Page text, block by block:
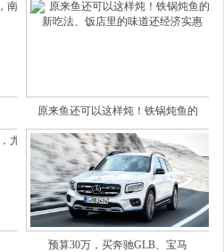
原来鱼还可以这样炖！铁锅炖鱼的
预算30万，买奔驰GLB、宝马